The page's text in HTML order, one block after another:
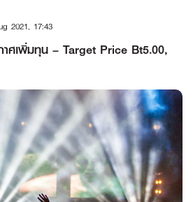
2021, 17:43
าศเพิ่มทุน – Target Price Bt5.00,